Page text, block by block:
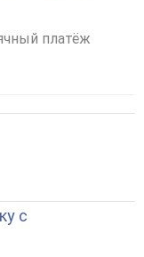
платёж
с